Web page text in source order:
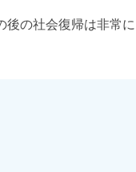
後の社会復帰は非常に